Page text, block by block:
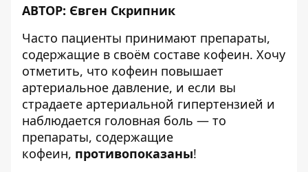
АВТОР: Євген Скрипник
Часто пациенты принимают препараты,
содержащие в своём составе кофеин. Хочу
отметить, что кофеин повышает
артериальное давление, и если вы
страдаете артериальной гипертензией и
наблюдается головная боль — то
препараты, содержащие
кофеин, противопоказаны!